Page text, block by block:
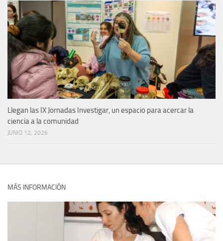
Llegan las IX Jornadas Investigar, un espacio para acercar la
ciencia a la comunidad
JUNIO 12, 2026
MÁS INFORMACIÓN